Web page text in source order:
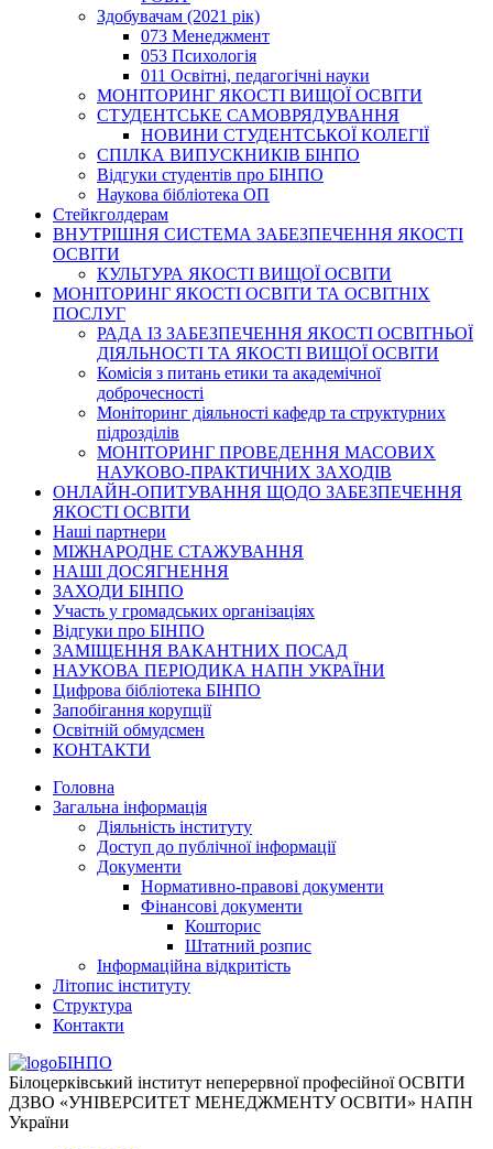
Здобувачам (2021 рік)
073 Менеджмент
053 Психологія
011 Освітні, педагогічні науки
МОНІТОРИНГ ЯКОСТІ ВИЩОЇ ОСВІТИ
СТУДЕНТСЬКЕ САМОВРЯДУВАННЯ
НОВИНИ СТУДЕНТСЬКОЇ КОЛЕГІЇ
СПІЛКА ВИПУСКНИКІВ БІНПО
Відгуки студентів про БІНПО
Наукова бібліотека ОП
Стейкголдерам
ВНУТРІШНЯ СИСТЕМА ЗАБЕЗПЕЧЕННЯ ЯКОСТІ
ОСВІТИ
КУЛЬТУРА ЯКОСТІ ВИЩОЇ ОСВІТИ
МОНІТОРИНГ ЯКОСТІ ОСВІТИ ТА ОСВІТНІХ
ПОСЛУГ
РАДА ІЗ ЗАБЕЗПЕЧЕННЯ ЯКОСТІ ОСВІТНЬОЇ
ДІЯЛЬНОСТІ ТА ЯКОСТІ ВИЩОЇ ОСВІТИ
Комісія з питань етики та академічної
доброчесності
Моніторинг діяльності кафедр та структурних
підрозділів
МОНІТОРИНГ ПРОВЕДЕННЯ МАСОВИХ
НАУКОВО-ПРАКТИЧНИХ ЗАХОДІВ
ОНЛАЙН-ОПИТУВАННЯ ЩОДО ЗАБЕЗПЕЧЕННЯ
ЯКОСТІ ОСВІТИ
Наші партнери
МІЖНАРОДНЕ СТАЖУВАННЯ
НАШІ ДОСЯГНЕННЯ
ЗАХОДИ БІНПО
Участь у громадських організаціях
Відгуки про БІНПО
ЗАМІЩЕННЯ ВАКАНТНИХ ПОСАД
НАУКОВА ПЕРІОДИКА НАПН УКРАЇНИ
Цифрова бібліотека БІНПО
Запобігання корупції
Освітній обмудсмен
КОНТАКТИ
Головна
Загальна інформація
Діяльність інституту
Доступ до публічної інформації
Документи
Нормативно-правові документи
Фінансові документи
Кошторис
Штатний розпис
Інформаційна відкритість
Літопис інституту
Структура
Контакти
БІНПО
Білоцерківський інститут неперервної професійної ОСВІТИ
ДЗВО «УНІВЕРСИТЕТ МЕНЕДЖМЕНТУ ОСВІТИ» НАПН
України